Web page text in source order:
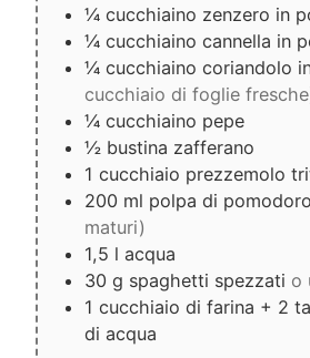
¼ cucchiaino zenzero in
¼ cucchiaino cannella in
¼ cucchiaino coriandolo
cucchiaio di foglie
¼ cucchiaino pepe
½ bustina zafferano
1 cucchiaio prezzemolo
200 ml polpa di pomodoro
maturi)
1,5 l acqua
30 g spaghetti spezzati o
1 cucchiaio di farina + 2
di acqua